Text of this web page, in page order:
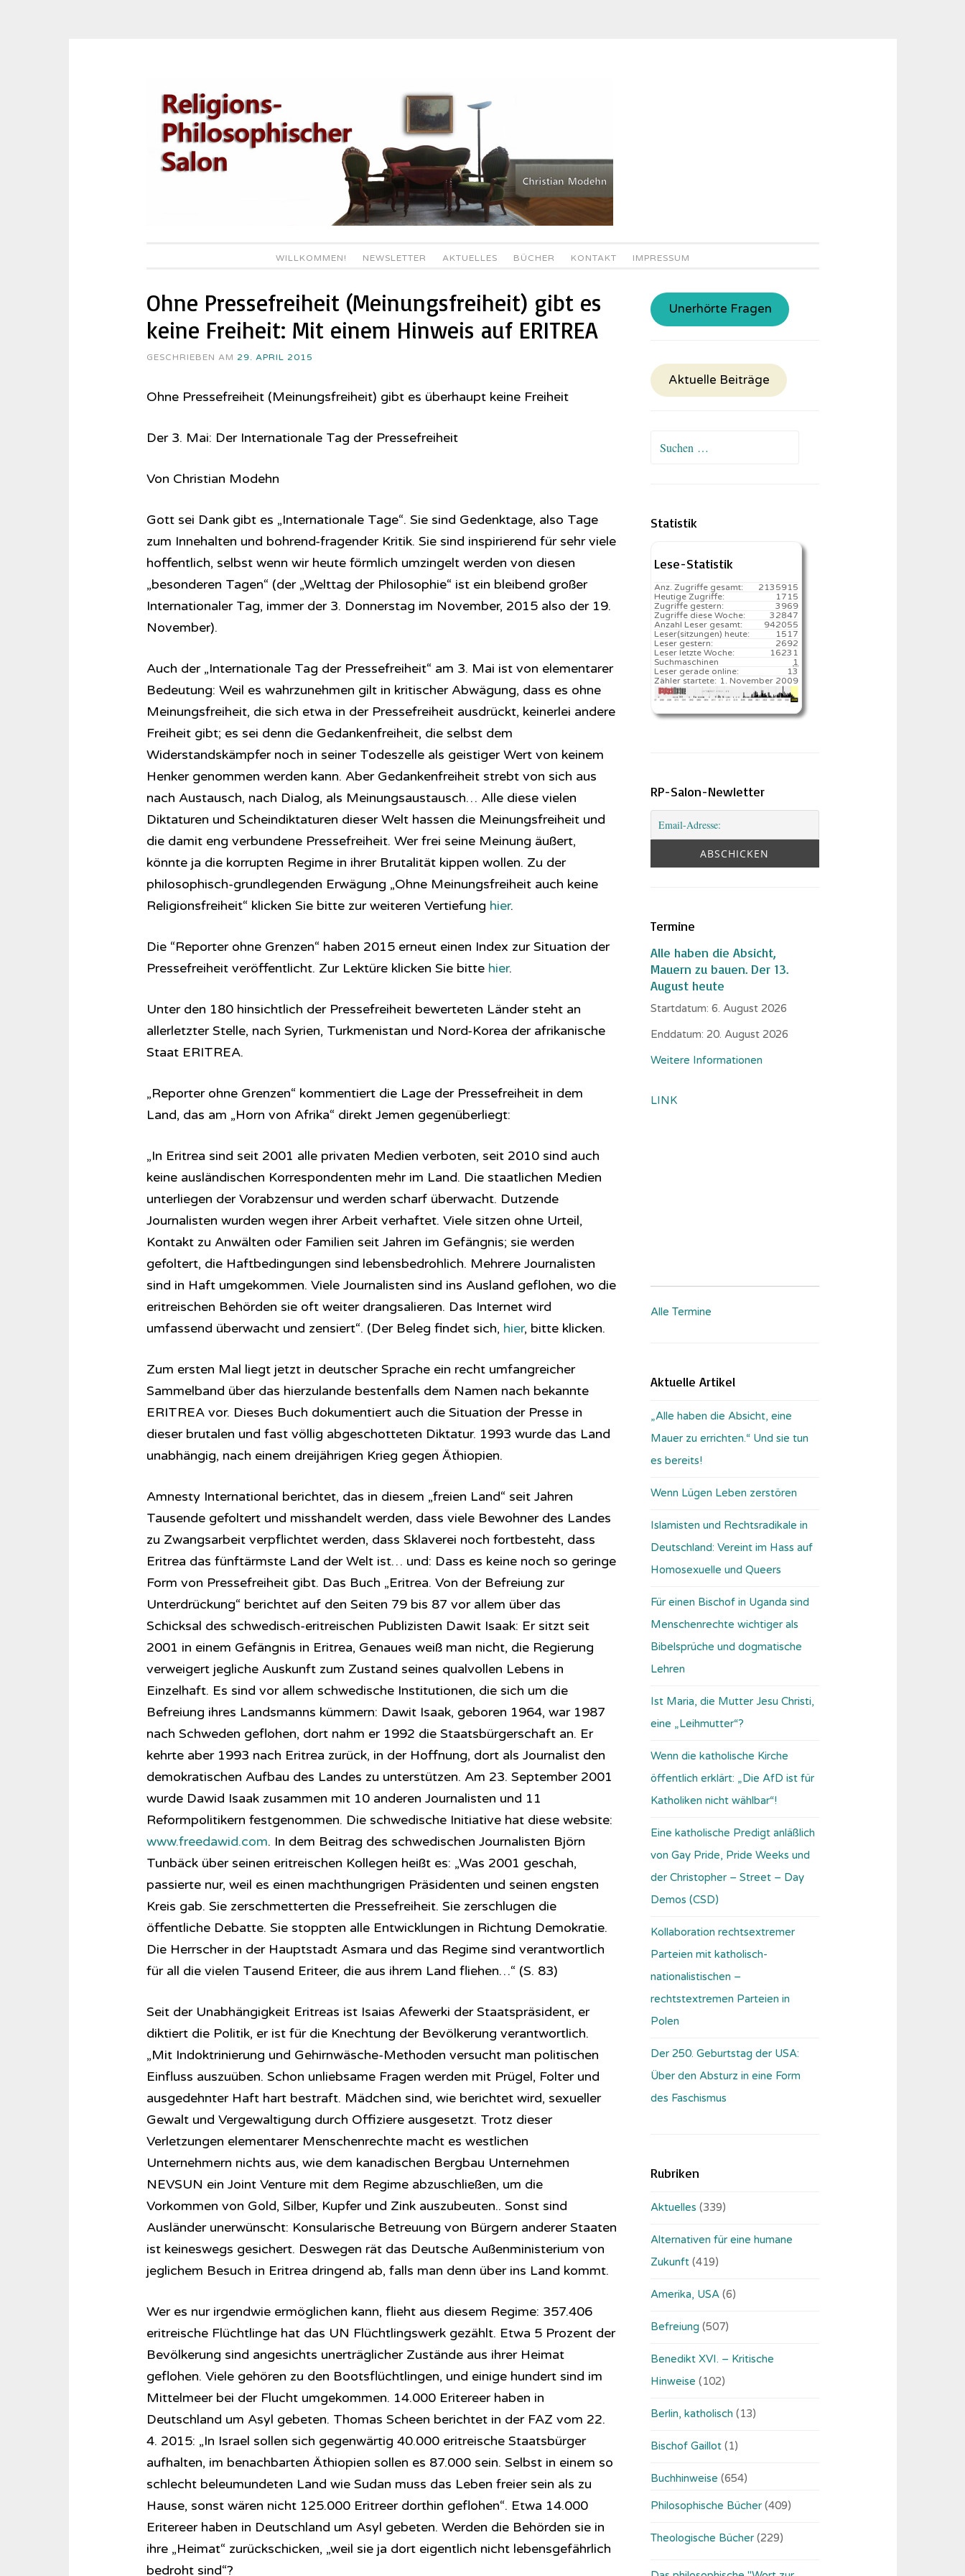
Inhalt
springen
WILLKOMMEN! NEWSLETTER AKTUELLES BÜCHER KONTAKT IMPRESSUM
Ohne Pressefreiheit (Meinungsfreiheit) gibt es
keine Freiheit: Mit einem Hinweis auf ERITREA
GESCHRIEBEN AM 29. APRIL 2015
Ohne Pressefreiheit (Meinungsfreiheit) gibt es überhaupt keine Freiheit
Der 3. Mai: Der Internationale Tag der Pressefreiheit
Von Christian Modehn
Gott sei Dank gibt es „Internationale Tage“. Sie sind Gedenktage, also Tage
zum Innehalten und bohrend-fragender Kritik. Sie sind inspirierend für sehr viele
hoffentlich, selbst wenn wir heute förmlich umzingelt werden von diesen
„besonderen Tagen“ (der „Welttag der Philosophie“ ist ein bleibend großer
Internationaler Tag, immer der 3. Donnerstag im November, 2015 also der 19.
November).
Auch der „Internationale Tag der Pressefreiheit“ am 3. Mai ist von elementarer
Bedeutung: Weil es wahrzunehmen gilt in kritischer Abwägung, dass es ohne
Meinungsfreiheit, die sich etwa in der Pressefreiheit ausdrückt, keinerlei andere
Freiheit gibt; es sei denn die Gedankenfreiheit, die selbst dem
Widerstandskämpfer noch in seiner Todeszelle als geistiger Wert von keinem
Henker genommen werden kann. Aber Gedankenfreiheit strebt von sich aus
nach Austausch, nach Dialog, als Meinungsaustausch… Alle diese vielen
Diktaturen und Scheindiktaturen dieser Welt hassen die Meinungsfreiheit und
die damit eng verbundene Pressefreiheit. Wer frei seine Meinung äußert,
könnte ja die korrupten Regime in ihrer Brutalität kippen wollen. Zu der
philosophisch-grundlegenden Erwägung „Ohne Meinungsfreiheit auch keine
Religionsfreiheit“ klicken Sie bitte zur weiteren Vertiefung hier.
Die “Reporter ohne Grenzen“ haben 2015 erneut einen Index zur Situation der
Pressefreiheit veröffentlicht. Zur Lektüre klicken Sie bitte hier.
Unter den 180 hinsichtlich der Pressefreiheit bewerteten Länder steht an
allerletzter Stelle, nach Syrien, Turkmenistan und Nord-Korea der afrikanische
Staat ERITREA.
„Reporter ohne Grenzen“ kommentiert die Lage der Pressefreiheit in dem
Land, das am „Horn von Afrika“ direkt Jemen gegenüberliegt:
„In Eritrea sind seit 2001 alle privaten Medien verboten, seit 2010 sind auch
keine ausländischen Korrespondenten mehr im Land. Die staatlichen Medien
unterliegen der Vorabzensur und werden scharf überwacht. Dutzende
Journalisten wurden wegen ihrer Arbeit verhaftet. Viele sitzen ohne Urteil,
Kontakt zu Anwälten oder Familien seit Jahren im Gefängnis; sie werden
gefoltert, die Haftbedingungen sind lebensbedrohlich. Mehrere Journalisten
sind in Haft umgekommen. Viele Journalisten sind ins Ausland geflohen, wo die
eritreischen Behörden sie oft weiter drangsalieren. Das Internet wird
umfassend überwacht und zensiert“. (Der Beleg findet sich, hier, bitte klicken.
Zum ersten Mal liegt jetzt in deutscher Sprache ein recht umfangreicher
Sammelband über das hierzulande bestenfalls dem Namen nach bekannte
ERITREA vor. Dieses Buch dokumentiert auch die Situation der Presse in
dieser brutalen und fast völlig abgeschotteten Diktatur. 1993 wurde das Land
unabhängig, nach einem dreijährigen Krieg gegen Äthiopien.
Amnesty International berichtet, das in diesem „freien Land“ seit Jahren
Tausende gefoltert und misshandelt werden, dass viele Bewohner des Landes
zu Zwangsarbeit verpflichtet werden, dass Sklaverei noch fortbesteht, dass
Eritrea das fünftärmste Land der Welt ist… und: Dass es keine noch so geringe
Form von Pressefreiheit gibt. Das Buch „Eritrea. Von der Befreiung zur
Unterdrückung“ berichtet auf den Seiten 79 bis 87 vor allem über das
Schicksal des schwedisch-eritreischen Publizisten Dawit Isaak: Er sitzt seit
2001 in einem Gefängnis in Eritrea, Genaues weiß man nicht, die Regierung
verweigert jegliche Auskunft zum Zustand seines qualvollen Lebens in
Einzelhaft. Es sind vor allem schwedische Institutionen, die sich um die
Befreiung ihres Landsmanns kümmern: Dawit Isaak, geboren 1964, war 1987
nach Schweden geflohen, dort nahm er 1992 die Staatsbürgerschaft an. Er
kehrte aber 1993 nach Eritrea zurück, in der Hoffnung, dort als Journalist den
demokratischen Aufbau des Landes zu unterstützen. Am 23. September 2001
wurde Dawid Isaak zusammen mit 10 anderen Journalisten und 11
Reformpolitikern festgenommen. Die schwedische Initiative hat diese website:
www.freedawid.com. In dem Beitrag des schwedischen Journalisten Björn
Tunbäck über seinen eritreischen Kollegen heißt es: „Was 2001 geschah,
passierte nur, weil es einen machthungrigen Präsidenten und seinen engsten
Kreis gab. Sie zerschmetterten die Pressefreiheit. Sie zerschlugen die
öffentliche Debatte. Sie stoppten alle Entwicklungen in Richtung Demokratie.
Die Herrscher in der Hauptstadt Asmara und das Regime sind verantwortlich
für all die vielen Tausend Eriteer, die aus ihrem Land fliehen…“ (S. 83)
Seit der Unabhängigkeit Eritreas ist Isaias Afewerki der Staatspräsident, er
diktiert die Politik, er ist für die Knechtung der Bevölkerung verantwortlich.
„Mit Indoktrinierung und Gehirnwäsche-Methoden versucht man politischen
Einfluss auszuüben. Schon unliebsame Fragen werden mit Prügel, Folter und
ausgedehnter Haft hart bestraft. Mädchen sind, wie berichtet wird, sexueller
Gewalt und Vergewaltigung durch Offiziere ausgesetzt. Trotz dieser
Verletzungen elementarer Menschenrechte macht es westlichen
Unternehmern nichts aus, wie dem kanadischen Bergbau Unternehmen
NEVSUN ein Joint Venture mit dem Regime abzuschließen, um die
Vorkommen von Gold, Silber, Kupfer und Zink auszubeuten.. Sonst sind
Ausländer unerwünscht: Konsularische Betreuung von Bürgern anderer Staaten
ist keineswegs gesichert. Deswegen rät das Deutsche Außenministerium von
jeglichem Besuch in Eritrea dringend ab, falls man denn über ins Land kommt.
Wer es nur irgendwie ermöglichen kann, flieht aus diesem Regime: 357.406
eritreische Flüchtlinge hat das UN Flüchtlingswerk gezählt. Etwa 5 Prozent der
Bevölkerung sind angesichts unerträglicher Zustände aus ihrer Heimat
geflohen. Viele gehören zu den Bootsflüchtlingen, und einige hundert sind im
Mittelmeer bei der Flucht umgekommen. 14.000 Eritereer haben in
Deutschland um Asyl gebeten. Thomas Scheen berichtet in der FAZ vom 22.
4. 2015: „In Israel sollen sich gegenwärtig 40.000 eritreische Staatsbürger
aufhalten, im benachbarten Äthiopien sollen es 87.000 sein. Selbst in einem so
schlecht beleumundeten Land wie Sudan muss das Leben freier sein als zu
Hause, sonst wären nicht 125.000 Eritreer dorthin geflohen“. Etwa 14.000
Eritereer haben in Deutschland um Asyl gebeten. Werden die Behörden sie in
ihre „Heimat“ zurückschicken, „weil sie ja dort eigentlich nicht lebensgefährlich
bedroht sind“?
Unerhörte Fragen
Aktuelle Beiträge
Suchen
Statistik
Lese-Statistik
2135915
Anz. Zugriffe gesamt:
1715
Heutige Zugriffe:
3969
Zugriffe gestern:
32847
Zugriffe diese Woche:
942055
Anzahl Leser gesamt:
1517️
Leser(sitzungen) heute:
2692
Leser gestern:
16231️
Leser letzte Woche:
1
Suchmaschinen
13
Leser gerade online:
1. November 2009
Zähler startete:
RP-Salon-Newletter
Termine
Alle haben die Absicht,
Mauern zu bauen. Der 13.
August heute
Startdatum:6. August 2026
Enddatum: 20. August 2026
Weitere Informationen
LINK
Alle Termine
Aktuelle Artikel
„Alle haben die Absicht, eine
Mauer zu errichten.“ Und sie tun
es bereits!
Wenn Lügen Leben zerstören
Islamisten und Rechtsradikale in
Deutschland: Vereint im Hass auf
Homosexuelle und Queers
Für einen Bischof in Uganda sind
Menschenrechte wichtiger als
Bibelsprüche und dogmatische
Lehren
Ist Maria, die Mutter Jesu Christi,
eine „Leihmutter“?
Wenn die katholische Kirche
öffentlich erklärt: „Die AfD ist für
Katholiken nicht wählbar“!
Eine katholische Predigt anläßlich
von Gay Pride, Pride Weeks und
der Christopher – Street – Day
Demos (CSD)
Kollaboration rechtsextremer
Parteien mit katholisch-
nationalistischen –
rechtstextremen Parteien in
Polen
Der 250. Geburtstag der USA:
Über den Absturz in eine Form
des Faschismus
Rubriken
Aktuelles (339)
Alternativen für eine humane
Zukunft (419)
Amerika, USA (6)
Befreiung (507)
Benedikt XVI. – Kritische
Hinweise (102)
Berlin, katholisch (13)
Bischof Gaillot (1)
Buchhinweise (654)
Philosophische Bücher (409)
Theologische Bücher (229)